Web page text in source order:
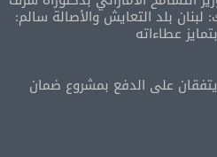
لبنان بلد التعايش والأصالة سالم:
عطاءاته
يتفقان على الدفع بمشروع ضمان